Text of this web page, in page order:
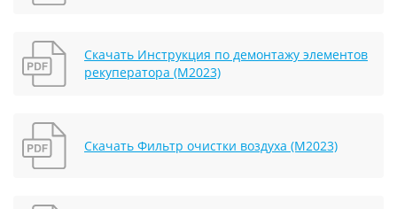
Скачать Инструкция по демонтажу элементов
рекуператора (М2023)
Скачать Фильтр очистки воздуха (М2023)